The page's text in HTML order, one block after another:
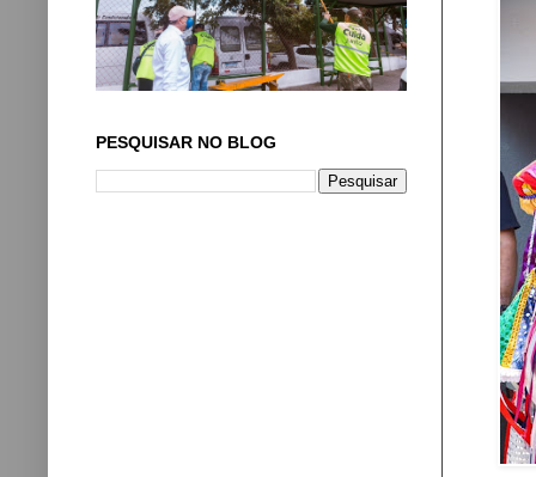
PESQUISAR NO BLOG